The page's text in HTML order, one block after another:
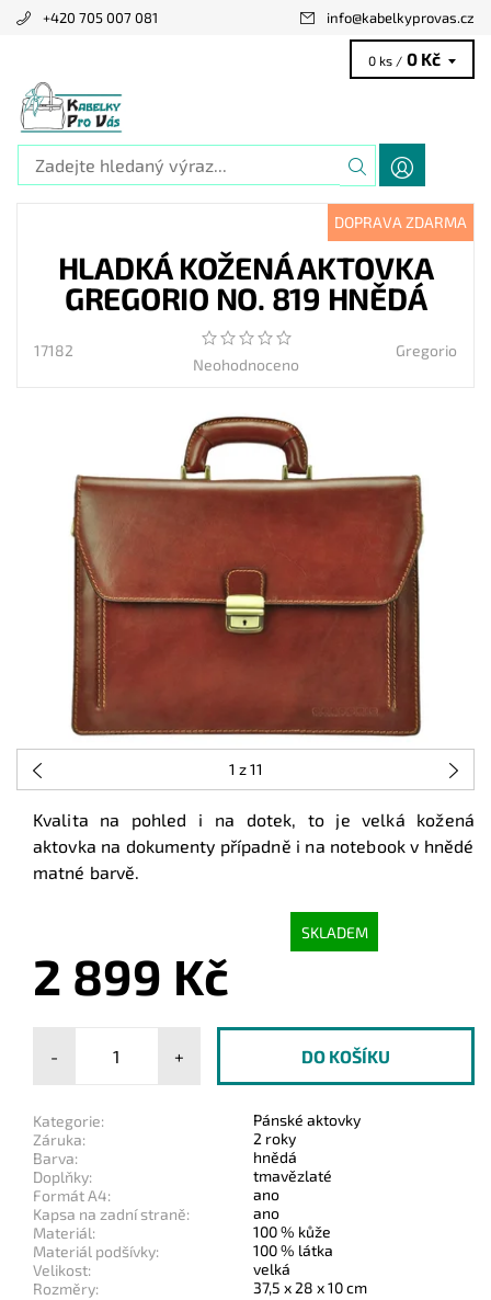
+420 705 007 081 info@kabelkyprovas.cz
0 ks / 0 Kč
DOPRAVA ZDARMA
HLADKÁ KOŽENÁ AKTOVKA
GREGORIO NO. 819 HNĚDÁ
17182
Neohodnoceno
Gregorio
1 z 11
Kvalita na pohled i na dotek, to je velká kožená
aktovka na dokumenty případně i na notebook v hnědé
matné barvě.
SKLADEM
2 899 Kč
- +
Kategorie:
Pánské aktovky
Záruka:
2 roky
Barva:
hnědá
Doplňky:
tmavězlaté
Formát A4:
ano
Kapsa na zadní straně:
ano
Materiál:
100 % kůže
Materiál podšívky:
100 % látka
Velikost:
velká
Rozměry:
37,5 x 28 x 10 cm